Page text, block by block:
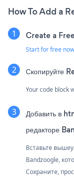
How To Add a
Create a
Start for free now
Скопируйте
Your code block
Добавить в
редакторе
Вставьте
Bandzoogle,
Сохраните,